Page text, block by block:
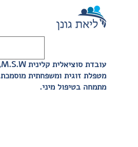
,M.S.W עובדת סוציאלית קלינית
.מטפלת זוגית ומשפחתית מוסמכת
.מתמחה בטיפול מיני